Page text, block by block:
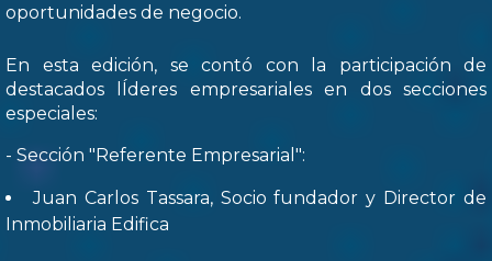
oportunidades de negocio.
En esta edición, se contó con la participación de
destacados lÍderes empresariales en dos secciones
especiales:
- Sección "Referente Empresarial":
Juan Carlos Tassara, Socio fundador y Director de
Inmobiliaria Edifica